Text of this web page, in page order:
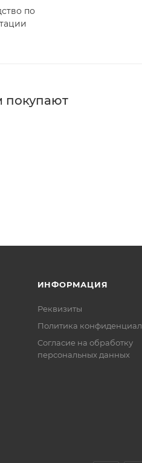
по
покупают
ИНФОРМАЦИЯ
Реквизиты
Политика
Cогласие на обработку
персональных данных